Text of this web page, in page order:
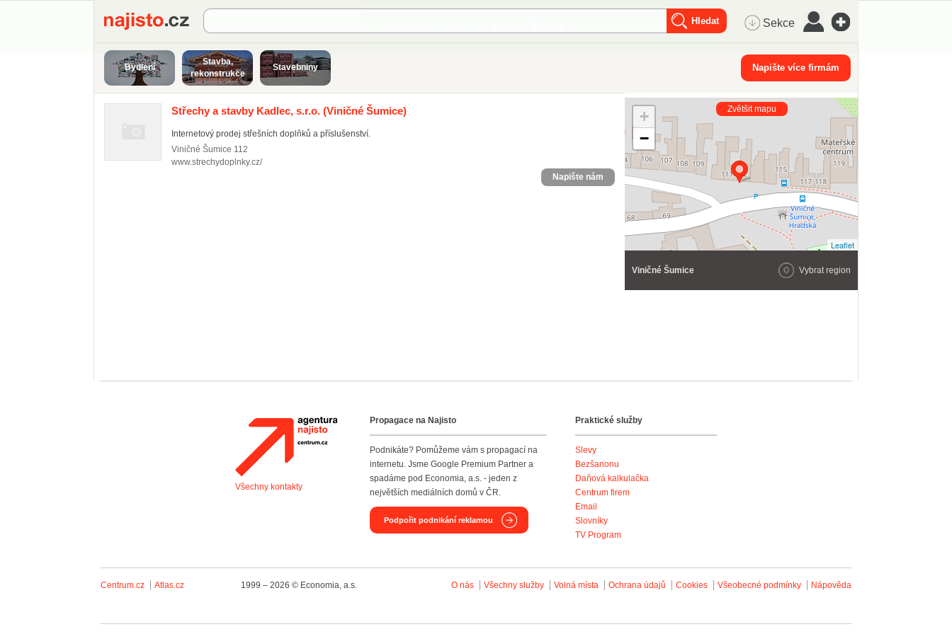
Najisto.cz Sekce
Bydlení
Stavba,
rekonstrukce
Stavebniny Napište více firmám
Střechy a stavby Kadlec, s.r.o. (Viničné Šumice)
Internetový prodej střešních doplňků a příslušenství.
Viničné Šumice 112
www.strechydoplnky.cz/
Napište nám
+
−
Leaflet
Zvětšit mapu
Viničné Šumice Vybrat region
Agentura Najisto
Všechny kontakty
Propagace na Najisto
Podnikáte? Pomůžeme vám s propagací na
internetu. Jsme Google Premium Partner a
spadáme pod Economia, a.s. - jeden z
největších mediálních domů v ČR.
Podpořit podnikání reklamou
Praktické služby
Slevy
Bezšanonu
Daňová kalkulačka
Centrum firem
Email
Slovníky
TV Program
Centrum.cz Atlas.cz 1999 – 2026 © Economia, a.s. O nás Všechny služby Volná místa Ochrana údajů Cookies Všeobecné podmínky Nápověda